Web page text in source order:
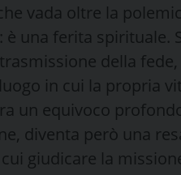
vada oltre la
una ferita spirituale.
della
in cui la propria
un equivoco
diventa però una
giudicare la